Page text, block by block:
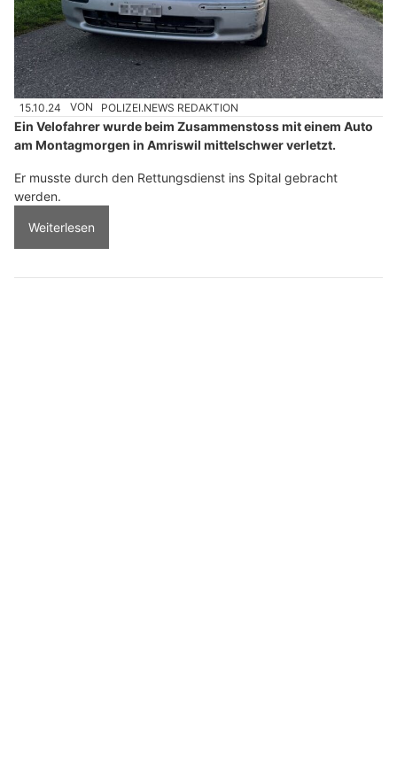
15.10.24 VON POLIZEI.NEWS REDAKTION
Ein Velofahrer wurde beim Zusammenstoss mit einem Auto
am Montagmorgen in Amriswil mittelschwer verletzt.
Er musste durch den Rettungsdienst ins Spital gebracht
werden.
Weiterlesen